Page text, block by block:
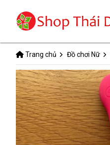
Trang chủ Đồ chơi Nữ